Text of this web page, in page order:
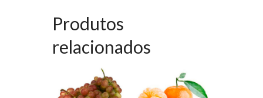
quantidade
Produtos
relacionados